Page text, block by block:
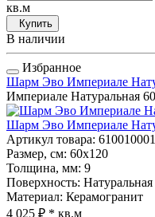
кв.м
Купить
В наличии
Избранное
Шарм Эво Империале
Империале Натуральная
Шарм Эво Империале
Артикул товара:
Размер, см: 60x120
Толщина, мм: 9
Поверхность: Натуральная
Материал: Керамогранит
4 025 ₽ * кв.м